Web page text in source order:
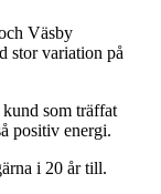
Väsby
stor variation på
som träffat
positiv energi.
i 20 år till.